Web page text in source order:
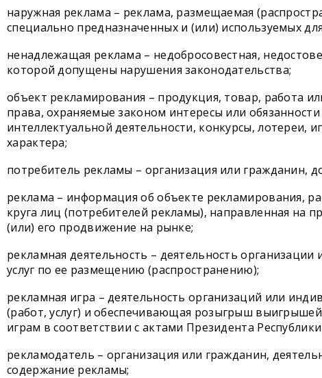
наружная реклама – реклама, размещаемая
специально предназначенных и (или) используемых
ненадлежащая реклама – недобросовестная,
которой допущены нарушения законодательства;
объект рекламирования – продукция, товар, работа
права, охраняемые законом интересы или
интеллектуальной деятельности, конкурсы,
характера;
потребитель рекламы – организация или гражданин,
реклама – информация об объекте рекламирования,
круга лиц (потребителей рекламы), направленная на
(или) его продвижение на рынке;
рекламная деятельность – деятельность
услуг по ее размещению (распространению);
рекламная игра – деятельность организаций или
(работ, услуг) и обеспечивающая розыгрыш
играм в соответствии с актами Президента
рекламодатель – организация или гражданин,
содержание рекламы;